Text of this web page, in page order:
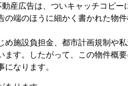
産広告は、ついキャッチコピー
の端のほうに細かく書かれた物
め施設負担金、都市計画規制や
す。したがって、この物件概要
なります。